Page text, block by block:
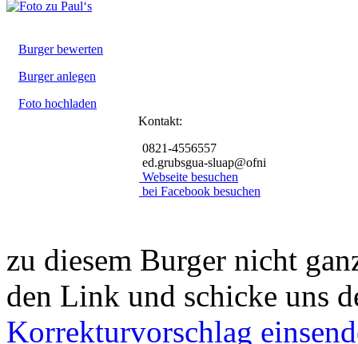
Burger bewerten
Burger anlegen
Foto hochladen
Kontakt:
0821-4556557
ed.grubsgua-sluap@ofni
Webseite besuchen
bei Facebook besuchen
zu diesem Burger nicht
den Link und schicke uns
Korrekturvorschlag